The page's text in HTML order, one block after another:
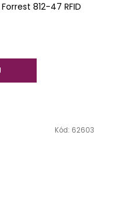
812-47 RFID
Kód: 62603